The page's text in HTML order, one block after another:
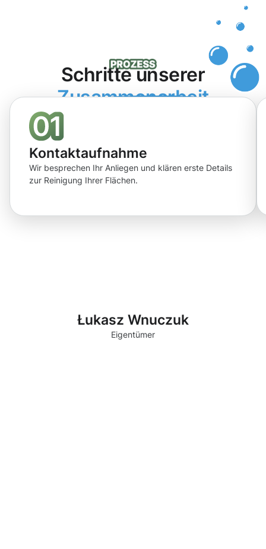
Schritte unserer
Zusammenarbeit
Kontaktaufnahme
Wir besprechen Ihr Anliegen und klären erste Details
zur Reinigung Ihrer Flächen.
Łukasz Wnuczuk
Eigentümer